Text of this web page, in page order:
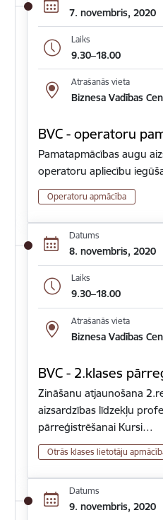
7. novembris, 2020
Laiks
9.30–18.00
Atrašanās vieta
Biznesa Vadības
BVC - operatoru
Pamatapmācības augu
operatoru apliecību
Operatoru apmācība
Datums
8. novembris, 2020
Laiks
9.30–18.00
Atrašanās vieta
Biznesa Vadības
BVC - 2.klases
Zināšanu atjaunošana
aizsardzības līdzekļu
pārreģistrēšanai Kursi…
Otrās klases lietotāju
Datums
9. novembris, 2020